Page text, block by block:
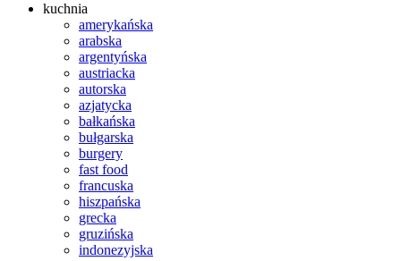
kuchnia
amerykańska
arabska
argentyńska
austriacka
autorska
azjatycka
bałkańska
bułgarska
burgery
fast food
francuska
hiszpańska
grecka
gruzińska
indonezyjska